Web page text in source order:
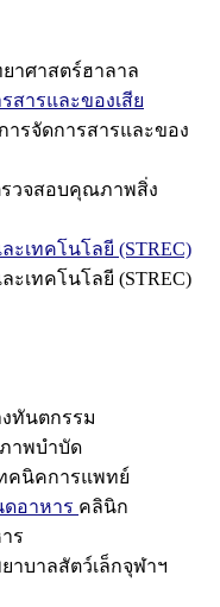
าศาสตร์ฮาลาล
สารและของเสีย
ารจัดการสารและของ
วจสอบคุณภาพสิ่ง
เทคโนโลยี (STREC)
เทคโนโลยี (STREC)
ทันตกรรม
าพบำบัด
คนิคการแพทย์
อาหาร คลินิก
ร
าบาลสัตว์เล็กจุฬาฯ